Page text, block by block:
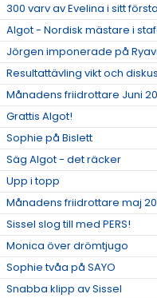
300 varv av Evelina i sitt
Algot - Nordisk mästare i
Jörgen imponerade på
Resultattävling vikt och
Månadens friidrottare Juni
Grattis Algot!
Sophie på Bislett
Säg Algot - det räcker
Upp i topp
Månadens friidrottare maj
Sissel slog till med PERS!
Monica över drömtjugo
Sophie tvåa på SAYO
Snabba klipp av Sissel